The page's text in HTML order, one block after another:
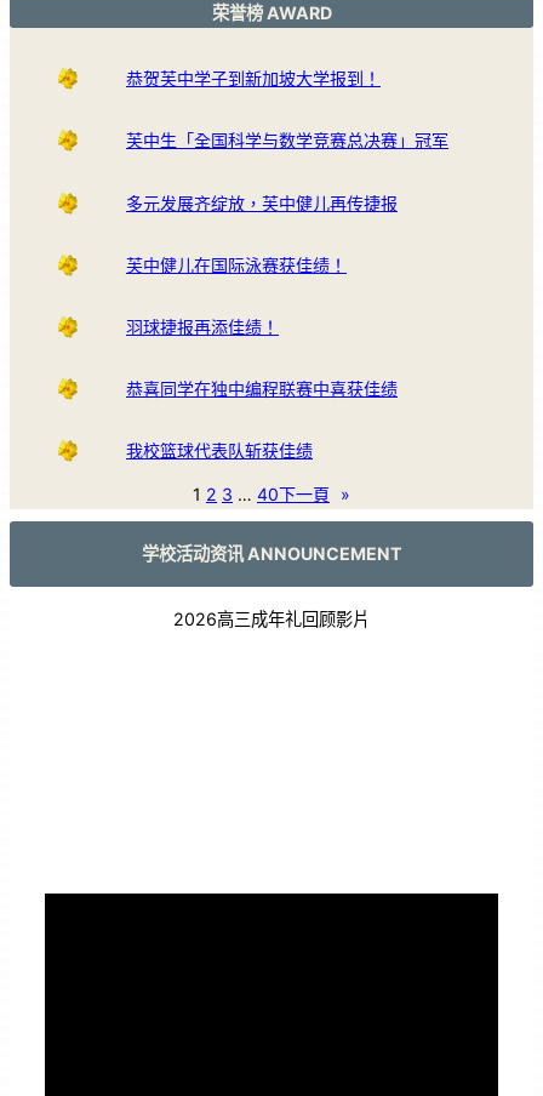
荣誉榜 AWARD
恭贺芙中学子到新加坡大学报到！
芙中生「全国科学与数学竞赛总决赛」冠军
多元发展齐绽放，芙中健儿再传捷报
芙中健儿在国际泳赛获佳绩！
羽球捷报再添佳绩！
恭喜同学在独中编程联赛中喜获佳绩
我校篮球代表队斩获佳绩
1 2 3 … 40下一頁 »
学校活动资讯 ANNOUNCEMENT
2026高三成年礼回顾影片